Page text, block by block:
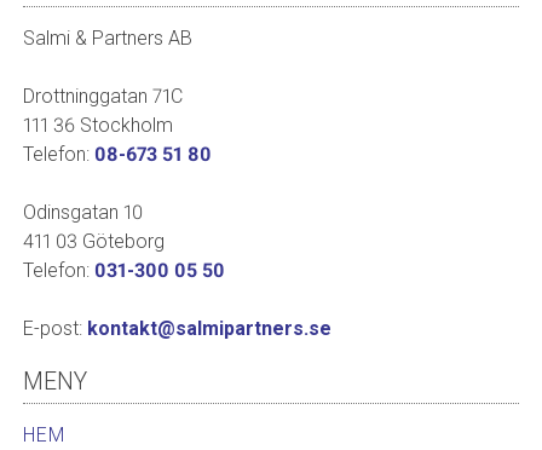
Salmi & Partners AB
Drottninggatan 71C
111 36 Stockholm
Telefon: 08-673 51 80
Odinsgatan 10
411 03 Göteborg
Telefon: 031-300 05 50
E-post: kontakt@salmipartners.se
MENY
HEM